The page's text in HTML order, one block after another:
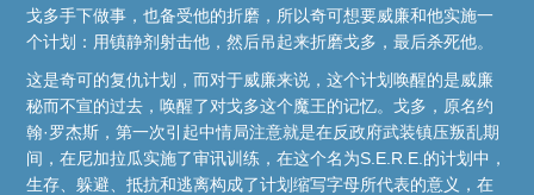
戈多手下做事，也备受他的折磨，所以奇可想要威廉和他实施一
个计划：用镇静剂射击他，然后吊起来折磨戈多，最后杀死他。
这是奇可的复仇计划，而对于威廉来说，这个计划唤醒的是威廉
秘而不宣的过去，唤醒了对戈多这个魔王的记忆。戈多，原名约
翰·罗杰斯，第一次引起中情局注意就是在反政府武装镇压叛乱期
间，在尼加拉瓜实施了审讯训练，在这个名为S.E.R.E.的计划中，
生存、躲避、抵抗和逃离构成了计划缩写字母所代表的意义，在